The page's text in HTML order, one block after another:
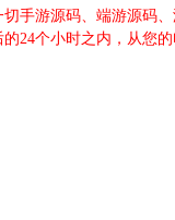
手游源码、端游源码
24个小时之内，从您